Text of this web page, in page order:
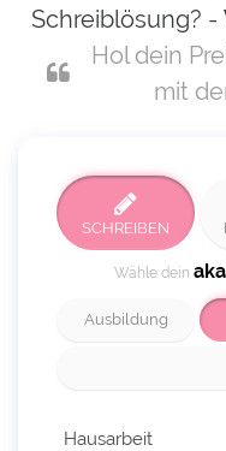
Schreiblösung? -
Hol dein
mit
SCHREIBEN
Wähle dein
Ausbildung
Hausarbeit